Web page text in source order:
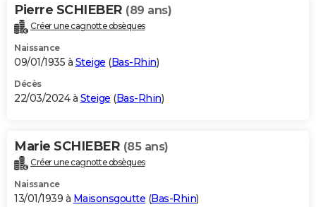
Pierre SCHIEBER (89 ans)
Créer une cagnotte obsèques
Naissance
09/01/1935 à Steige (Bas-Rhin)
Décès
22/03/2024 à Steige (Bas-Rhin)
Marie SCHIEBER (85 ans)
Créer une cagnotte obsèques
Naissance
13/01/1939 à Maisonsgoutte (Bas-Rhin)